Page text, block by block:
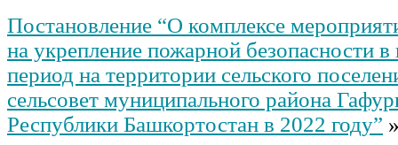
Постановление “О комплексе
на укрепление пожарной безопасности в
период на территории сельского
сельсовет муниципального района
Республики Башкортостан в 2022 году”